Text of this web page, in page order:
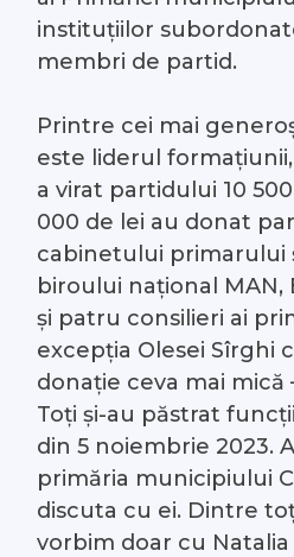
instituțiilor
membri de partid.
Printre cei mai
este liderul
a virat partidului 10
000 de lei au donat
cabinetului primarului
biroului național MAN,
și patru consilieri ai
excepția Olesei Sîrghi
donație ceva mai mică
Toți și-au păstrat
din 5 noiembrie 2023.
primăria municipiului
discuta cu ei. Dintre
vorbim doar cu Natalia